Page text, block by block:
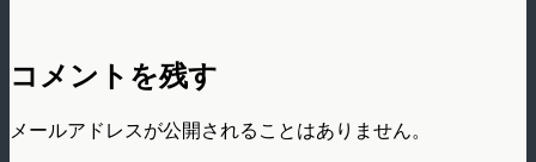
コメントを残す
メールアドレスが公開されることはありません。